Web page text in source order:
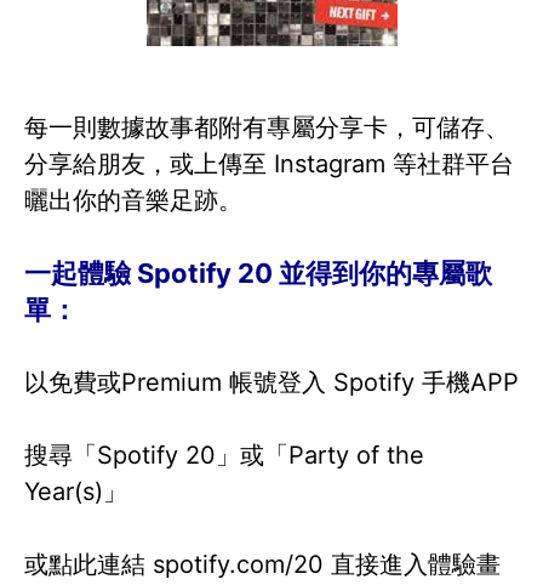
每一則數據故事都附有專屬分享卡，可儲存、
分享給朋友，或上傳至 Instagram 等社群平台
曬出你的音樂足跡。
一起體驗 Spotify 20 並得到你的專屬歌
單：
以免費或Premium 帳號登入 Spotify 手機APP
搜尋「Spotify 20」或「Party of the
Year(s)」
或點此連結 spotify.com/20 直接進入體驗畫